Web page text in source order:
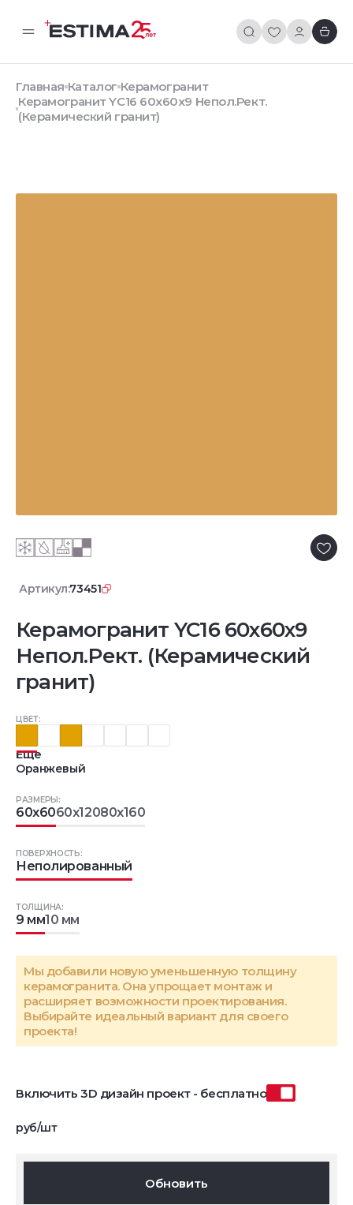
Главная Каталог Керамогранит
Керамогранит YC16 60x60x9 Непол.Рект.
(Керамический гранит)
Артикул:73451
Керамогранит YC16 60x60x9
Непол.Рект. (Керамический
гранит)
ЦВЕТ:
Еще
Оранжевый
РАЗМЕРЫ:
60x6060x12080x160
ТОЛЩИНА:
9 мм10 мм
ПОВЕРХНОСТЬ:
Неполированный
Мы добавили новую уменьшенную толщину
керамогранита. Она упрощает монтаж и
расширяет возможности проектирования.
Выбирайте идеальный вариант для своего
проекта!
Включить 3D дизайн проект - бесплатно
руб/шт
Обновить